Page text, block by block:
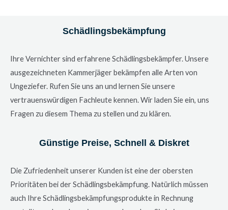
Schädlingsbekämpfung
Ihre Vernichter sind erfahrene Schädlingsbekämpfer. Unsere
ausgezeichneten Kammerjäger bekämpfen alle Arten von
Ungeziefer. Rufen Sie uns an und lernen Sie unsere
vertrauenswürdigen Fachleute kennen. Wir laden Sie ein, uns
Fragen zu diesem Thema zu stellen und zu klären.
Günstige Preise, Schnell & Diskret
Die Zufriedenheit unserer Kunden ist eine der obersten
Prioritäten bei der Schädlingsbekämpfung. Natürlich müssen
auch Ihre Schädlingsbekämpfungsprodukte in Rechnung